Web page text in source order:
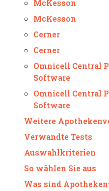
McKesson
McKesson
Cerner
Cerner
Omnicell Central
Software
Omnicell Central
Software
Weitere
Verwandte Tests
Auswahlkriterien
So wählen Sie aus
Was sind